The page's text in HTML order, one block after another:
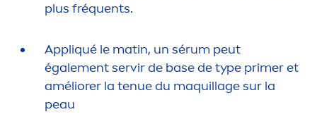
plus fréquents.
Appliqué le matin, un sérum peut
également servir de base de type primer et
améliorer la tenue du maquillage sur la
peau